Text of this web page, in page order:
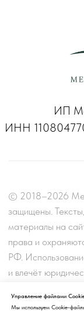
Управление файлами
Мы используем Cookie-